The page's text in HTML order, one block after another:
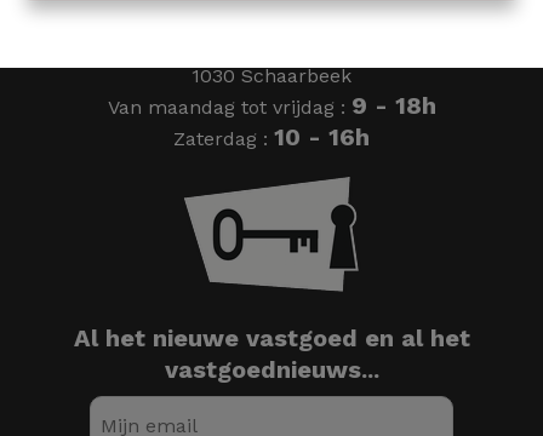
Eventimmo chasseurs
1030 Schaarbeek
Van maandag tot vrijdag : 9 - 18h
Zaterdag : 10 - 16h
Al het nieuwe vastgoed en al het
vastgoednieuws...